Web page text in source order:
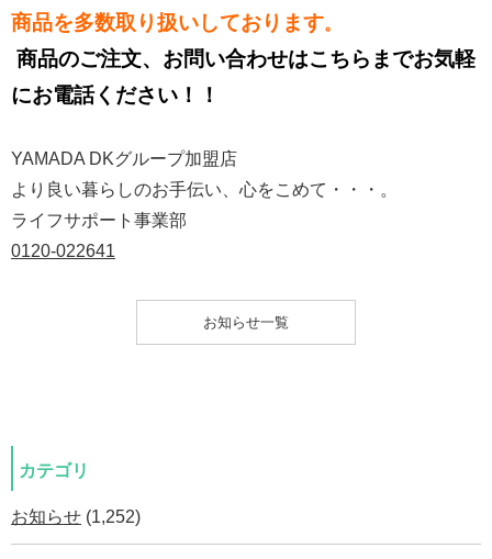
商品を多数取り扱いしております。
商品のご注文、お問い合わせはこちらまでお気軽
にお電話ください！！
YAMADA DKグループ加盟店
より良い暮らしのお手伝い、心をこめて・・・。
ライフサポート事業部
0120-022641
お知らせ一覧
カテゴリ
お知らせ (1,252)